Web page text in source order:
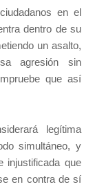
en el
dentro de su
un asalto,
agresión sin
que así
legítima
simultáneo, y
injustificada que
en contra de sí